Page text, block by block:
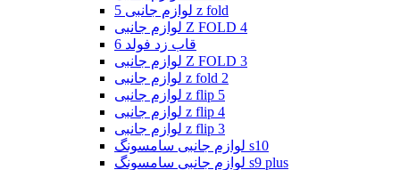
لوازم جانبی 5 z fold
لوازم جانبی Z FOLD 4
قاب زد فولد 6
لوازم جانبی Z FOLD 3
لوازم جانبی z fold 2
لوازم جانبی z flip 5
لوازم جانبی z flip 4
لوازم جانبی z flip 3
لوازم جانبی سامسونگ s10
لوازم جانبی سامسونگ s9 plus